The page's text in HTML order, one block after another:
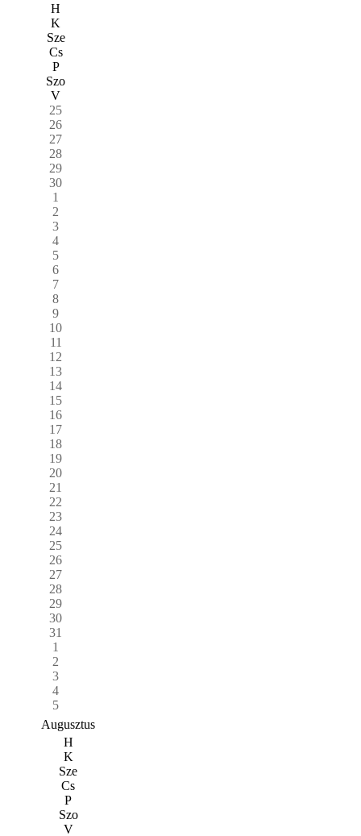
H
K
Sze
Cs
P
Szo
V
25
26
27
28
29
30
1
2
3
4
5
6
7
8
9
10
11
12
13
14
15
16
17
18
19
20
21
22
23
24
25
26
27
28
29
30
31
1
2
3
4
5
Augusztus
H
K
Sze
Cs
P
Szo
V